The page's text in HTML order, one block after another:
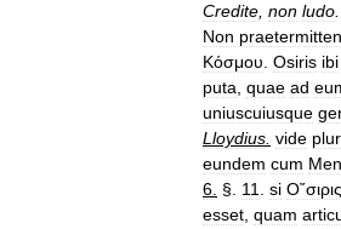
Credite non ludo
Non
Κόσμου Osiris ibi
puta quae ad
uniuscuiusque
Lloydius vide
eundem cum
6 §. 11 si Ο῎σιρις
esset quam